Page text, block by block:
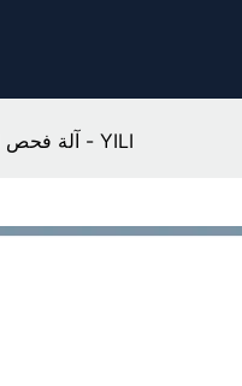
آلة فحص الأقمشة متعددة الوظائف للبيع بالجملة - YILI